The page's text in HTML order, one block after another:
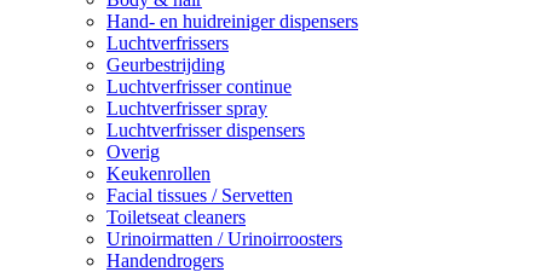
Hand- en huidreiniger dispensers
Luchtverfrissers
Geurbestrijding
Luchtverfrisser continue
Luchtverfrisser spray
Luchtverfrisser dispensers
Overig
Keukenrollen
Facial tissues / Servetten
Toiletseat cleaners
Urinoirmatten / Urinoirroosters
Handendrogers